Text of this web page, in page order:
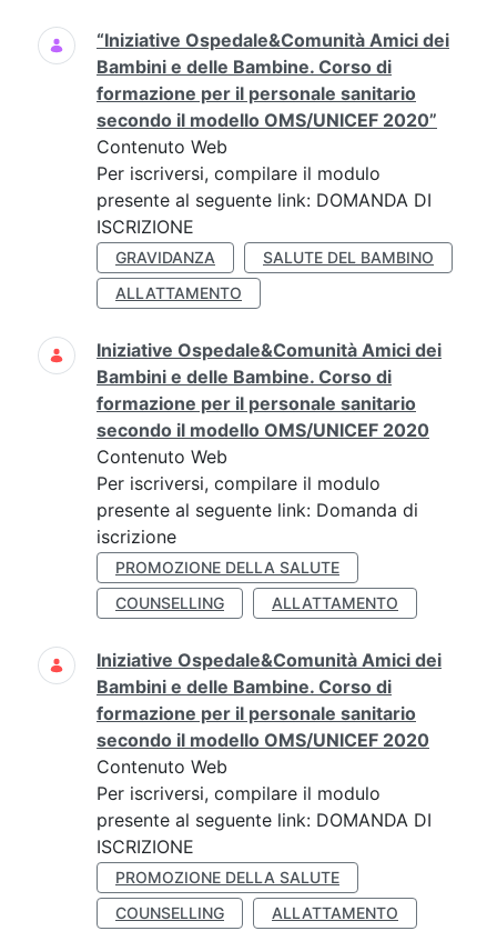
“Iniziative Ospedale&Comunità Amici dei
Bambini e delle Bambine. Corso di
formazione per il personale sanitario
secondo il modello OMS/UNICEF 2020”
Contenuto Web
Per iscriversi, compilare il modulo
presente al seguente link: DOMANDA DI
ISCRIZIONE
GRAVIDANZA
SALUTE DEL BAMBINO
ALLATTAMENTO
Iniziative Ospedale&Comunità Amici dei
Bambini e delle Bambine. Corso di
formazione per il personale sanitario
secondo il modello OMS/UNICEF 2020
Contenuto Web
Per iscriversi, compilare il modulo
presente al seguente link: Domanda di
iscrizione
PROMOZIONE DELLA SALUTE
COUNSELLING
ALLATTAMENTO
Iniziative Ospedale&Comunità Amici dei
Bambini e delle Bambine. Corso di
formazione per il personale sanitario
secondo il modello OMS/UNICEF 2020
Contenuto Web
Per iscriversi, compilare il modulo
presente al seguente link: DOMANDA DI
ISCRIZIONE
PROMOZIONE DELLA SALUTE
COUNSELLING
ALLATTAMENTO